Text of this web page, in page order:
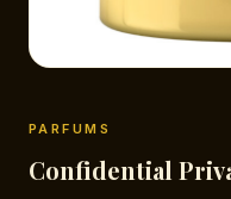
PARFUMS
Confidential